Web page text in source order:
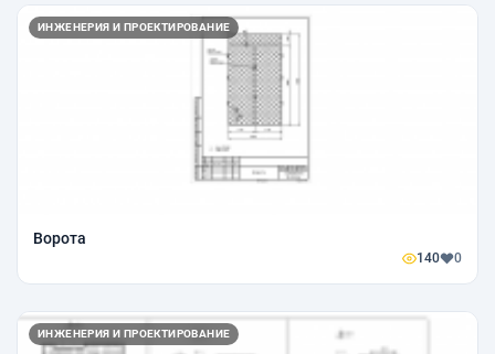
ИНЖЕНЕРИЯ И ПРОЕКТИРОВАНИЕ
Ворота
140 0
ИНЖЕНЕРИЯ И ПРОЕКТИРОВАНИЕ